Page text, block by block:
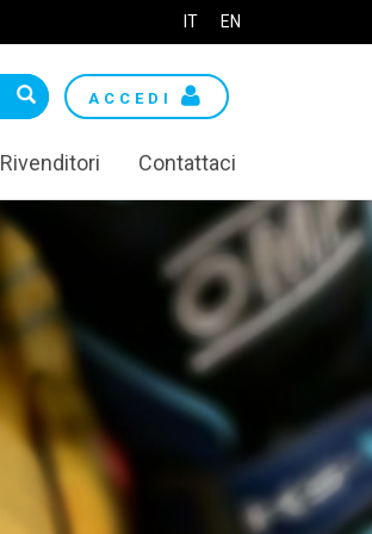
IT EN
ACCEDI
Rivenditori Contattaci